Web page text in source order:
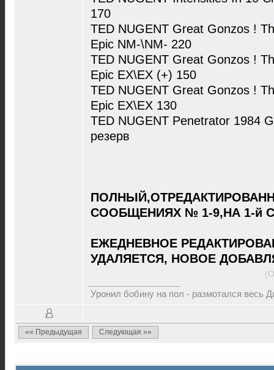
170
TED NUGENT Great Gonzos !
Epic NM-\NM- 220
TED NUGENT Great Gonzos !
Epic EX\EX (+) 150
TED NUGENT Great Gonzos !
Epic EX\EX 130
TED NUGENT Penetrator 1984
резерв
СООБЩЕНИЯХ № 1-9,НА 1-й
ЕЖЕДНЕВНОЕ
УДАЛЯЕТСЯ, НОВОЕ
Уронил бобину на пол - размотался весь
«« Предыдущая Следующая »»